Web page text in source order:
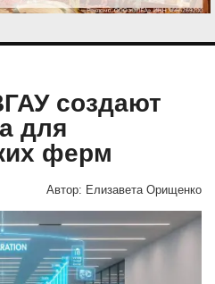
создают
для
ферм
Автор: Елизавета Орищенко